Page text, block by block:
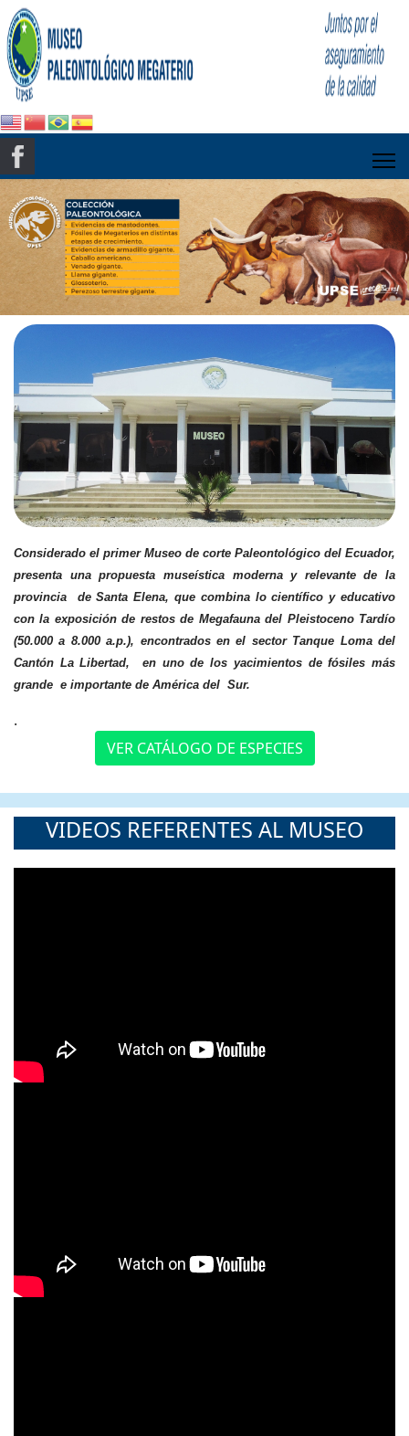
Considerado el primer Museo de corte Paleontológico del Ecuador,
presenta una propuesta museística moderna y relevante de la
provincia de Santa Elena, que combina lo científico y educativo
con la exposición de restos de Megafauna del Pleistoceno Tardío
(50.000 a 8.000 a.p.), encontrados en el sector Tanque Loma del
Cantón La Libertad, en uno de los yacimientos de fósiles más
grande e importante de América del Sur.
.
VER CATÁLOGO DE ESPECIES
VIDEOS REFERENTES AL MUSEO